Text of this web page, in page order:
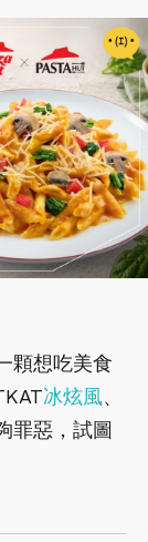
顆想吃美食
冰炫風、
罪惡，試圖